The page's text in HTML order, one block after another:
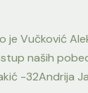
je Vučković
naših
-32Andrija